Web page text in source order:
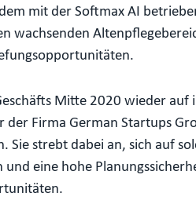
mit der Softmax AI
wachsenden
Mitte 2020 wieder auf
Firma German Startups
strebt dabei an, sich auf
eine hohe